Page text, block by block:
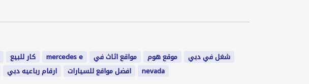
كار للبيع mercedes e مواقع اثاث في موقع هوم
شغل في دبي
ارقام رباعيه دبي افضل مواقع للسيارات
nevada